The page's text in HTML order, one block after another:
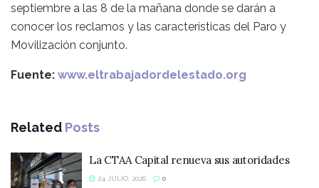
septiembre a las 8 de la mañana donde se darán a
conocer los reclamos y las características del Paro y
Movilización conjunto.
Fuente: www.eltrabajadordelestado.org
Related Posts
La CTAA Capital renueva sus autoridades
24 JULIO, 2026 0